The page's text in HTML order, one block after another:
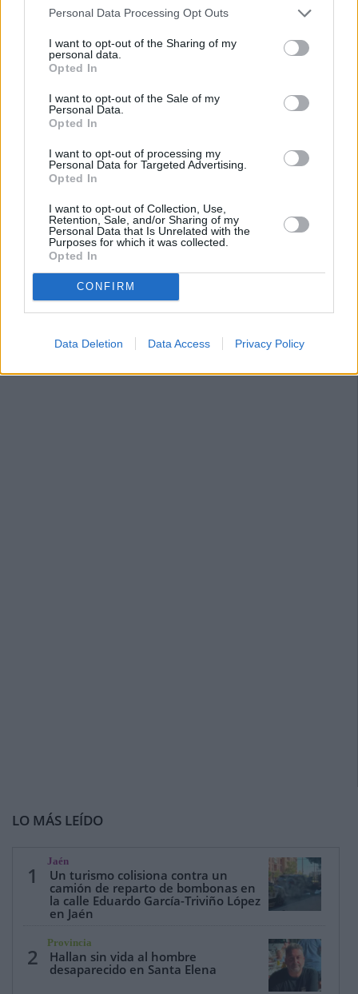
Personal Data Processing Opt Outs
I want to opt-out of the Sharing of my
personal data.
Opted In
I want to opt-out of the Sale of my
Personal Data.
Opted In
I want to opt-out of processing my
Personal Data for Targeted Advertising.
Opted In
I want to opt-out of Collection, Use,
Retention, Sale, and/or Sharing of my
Personal Data that Is Unrelated with the
Purposes for which it was collected.
Opted In
CONFIRM
Data Deletion Data Access Privacy Policy
LO MÁS LEÍDO
1
Jaén
Un turismo colisiona contra un
camión de reparto de bombonas en
la calle Eduardo García-Triviño López
en Jaén
2
Provincia
Hallan sin vida al hombre
desaparecido en Santa Elena